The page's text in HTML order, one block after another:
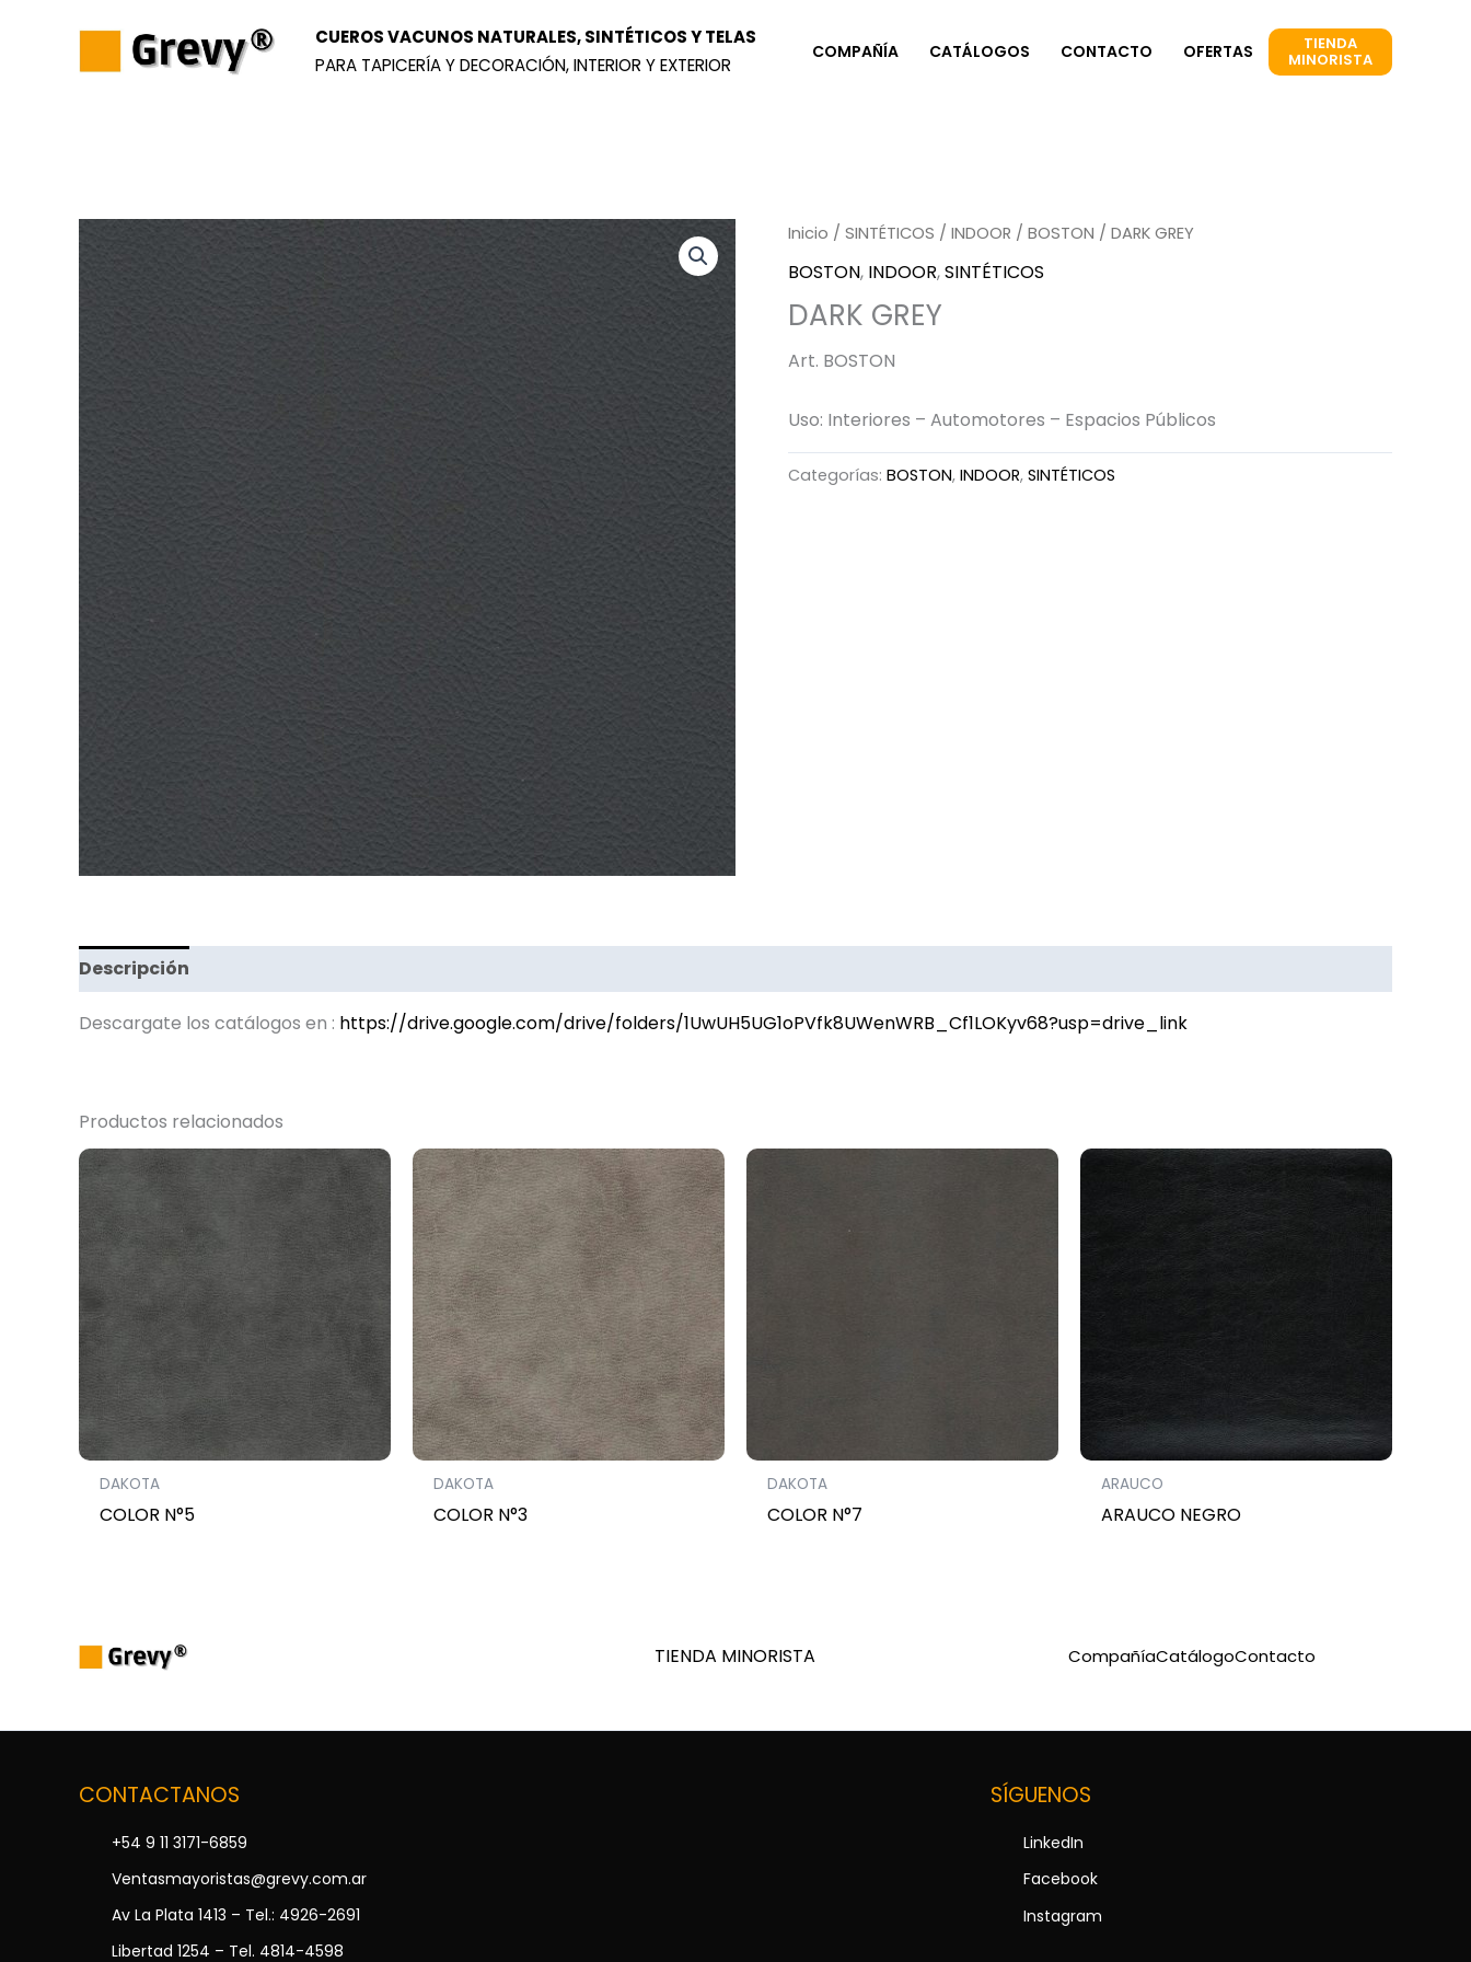
contenido
CUEROS VACUNOS NATURALES, SINTÉTICOS Y TELAS
PARA TAPICERÍA Y DECORACIÓN, INTERIOR Y EXTERIOR
COMPAÑÍA CATÁLOGOS CONTACTO OFERTAS TIENDA
MINORISTA
Inicio / SINTÉTICOS / INDOOR / BOSTON / DARK GREY
BOSTON, INDOOR,SINTÉTICOS
DARK GREY
Art. BOSTON
Uso: Interiores – Automotores – Espacios Públicos
Categorías: BOSTON, INDOOR, SINTÉTICOS
Descripción
Descargate los catálogos en : https://drive.google.com/drive/folders/1UwUH5UG1oPVfk8UWenWRB_Cf1LOKyv68?usp=drive_link
Productos relacionados
DAKOTA
COLOR N°5
DAKOTA
COLOR N°3
DAKOTA
COLOR N°7
ARAUCO
ARAUCO NEGRO
TIENDA MINORISTA CompañíaCatálogoContacto
CONTACTANOS
+54 9 11 3171-6859
Ventasmayoristas@grevy.com.ar
Av La Plata 1413 – Tel.: 4926-2691
Libertad 1254 – Tel. 4814-4598
SÍGUENOS
LinkedIn
Facebook
Instagram